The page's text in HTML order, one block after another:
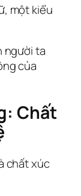
một kiểu
người ta
của
Chất
chất xúc